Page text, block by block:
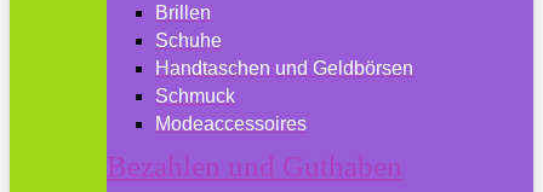
Brillen
Schuhe
Handtaschen und Geldbörsen
Schmuck
Modeaccessoires
Bezahlen und Guthaben